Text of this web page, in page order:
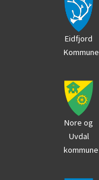
Eidfjord
Kommune
Nore og
Uvdal
kommune